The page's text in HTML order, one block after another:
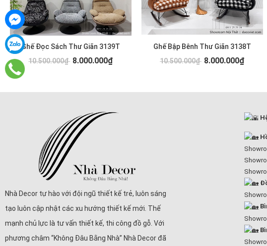
Ghế Đọc Sách Thư Giãn 3139T
10.500.000₫ 8.000.000₫
Ghế Bập Bênh Thư Giãn 3138T
10.500.000₫ 8.000.000₫
Nhà Decor tự hào với đội ngũ thiết kế trẻ, luôn sáng
tạo luôn cập nhật các xu hướng thiết kế mới. Thế
mạnh chủ lực là tư vấn thiết kế, thi công đồ gỗ. Với
phương châm “Không Đâu Bằng Nhà” Nhà Decor đã